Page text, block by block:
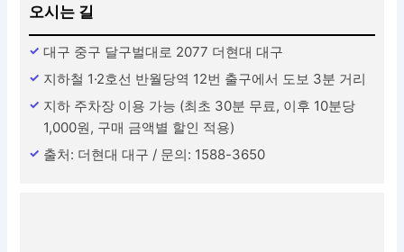
오시는 길
대구 중구 달구벌대로 2077 더현대 대구
지하철 1·2호선 반월당역 12번 출구에서 도보 3분 거리
지하 주차장 이용 가능 (최초 30분 무료, 이후 10분당
1,000원, 구매 금액별 할인 적용)
출처: 더현대 대구 / 문의: 1588-3650